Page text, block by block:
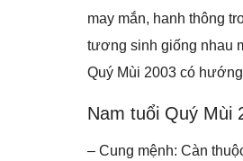
may mắn, hanh thông
tương sinh giống nhau
Quý Mùi 2003 có
Nam tuổi Quý Mùi
– Cung mệnh: Càn